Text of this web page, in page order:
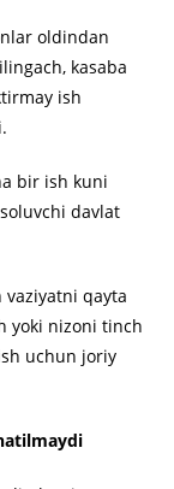
oldindan
kasaba
ish
bir ish kuni
davlat
qayta
yoki nizoni tinch
uchun joriy